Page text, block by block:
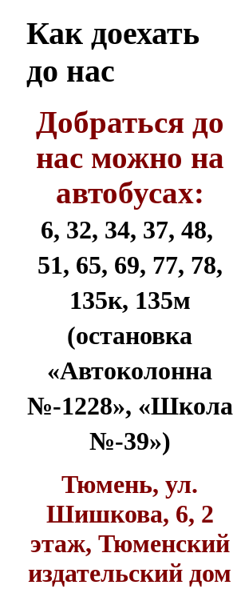
Как доехать
до нас
Добраться до
нас можно на
автобусах:
6, 32, 34, 37, 48,
51, 65, 69, 77, 78,
135к, 135м
(остановка
«Автоколонна
№-1228», «Школа
№-39»)
Тюмень, ул.
Шишкова, 6, 2
этаж, Тюменский
издательский дом